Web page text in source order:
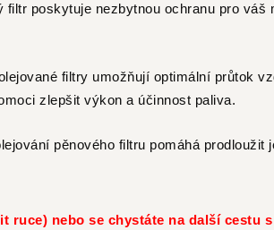
filtr poskytuje nezbytnou ochranu pro
filtry umožňují optimální průtok
zlepšit výkon a účinnost paliva.
pěnového filtru pomáhá
ruce) nebo se chystáte na další cestu